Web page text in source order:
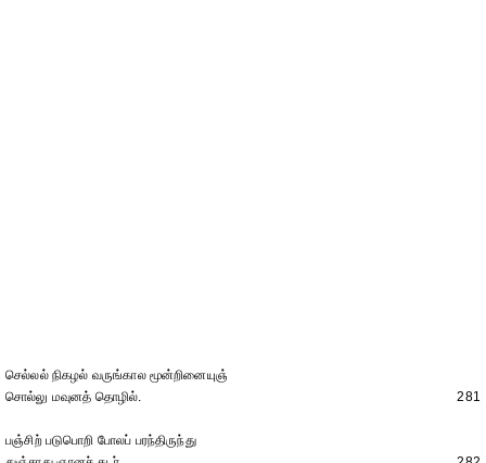
செல்லல் நிகழல் வருங்கால மூன்றினையுஞ்
சொல்லு மவுனத் தொழில்.
281
பஞ்சிற் படுபொறி போலப் பரந்திருந்து